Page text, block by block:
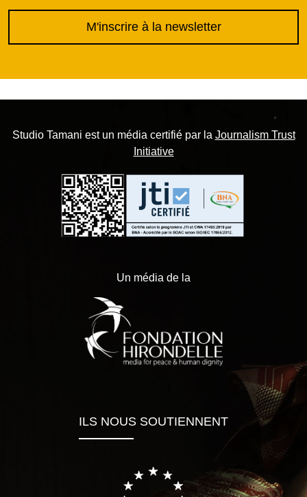
M'inscrire à la newsletter
Studio Tamani est un média certifié par la Journalism Trust
Initiative
Un média de la
ILS NOUS SOUTIENNENT